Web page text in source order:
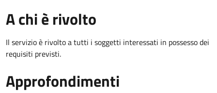
A chi è rivolto
Il servizio è rivolto a tutti i soggetti interessati in possesso dei
requisiti previsti.
Approfondimenti